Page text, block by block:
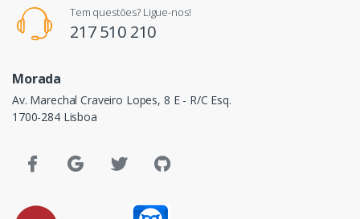
Tem questões? Ligue-nos!
217 510 210
Morada
Av. Marechal Craveiro Lopes, 8 E - R/C Esq.
1700-284 Lisboa